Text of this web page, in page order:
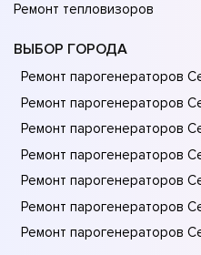
Ремонт тепловизоров
ВЫБОР ГОРОДА
Ремонт парогенераторов
Ремонт парогенераторов
Ремонт парогенераторов
Ремонт парогенераторов
Ремонт парогенераторов
Ремонт парогенераторов
Ремонт парогенераторов